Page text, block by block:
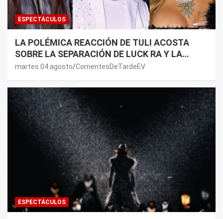
ESPECTÁCULOS
LA POLÉMICA REACCIÓN DE TULI ACOSTA
SOBRE LA SEPARACIÓN DE LUCK RA Y LA
JOAQUI: “¿MI VERDAD?”
martes 04 agosto CorrientesDeTardeEV
ESPECTÁCULOS